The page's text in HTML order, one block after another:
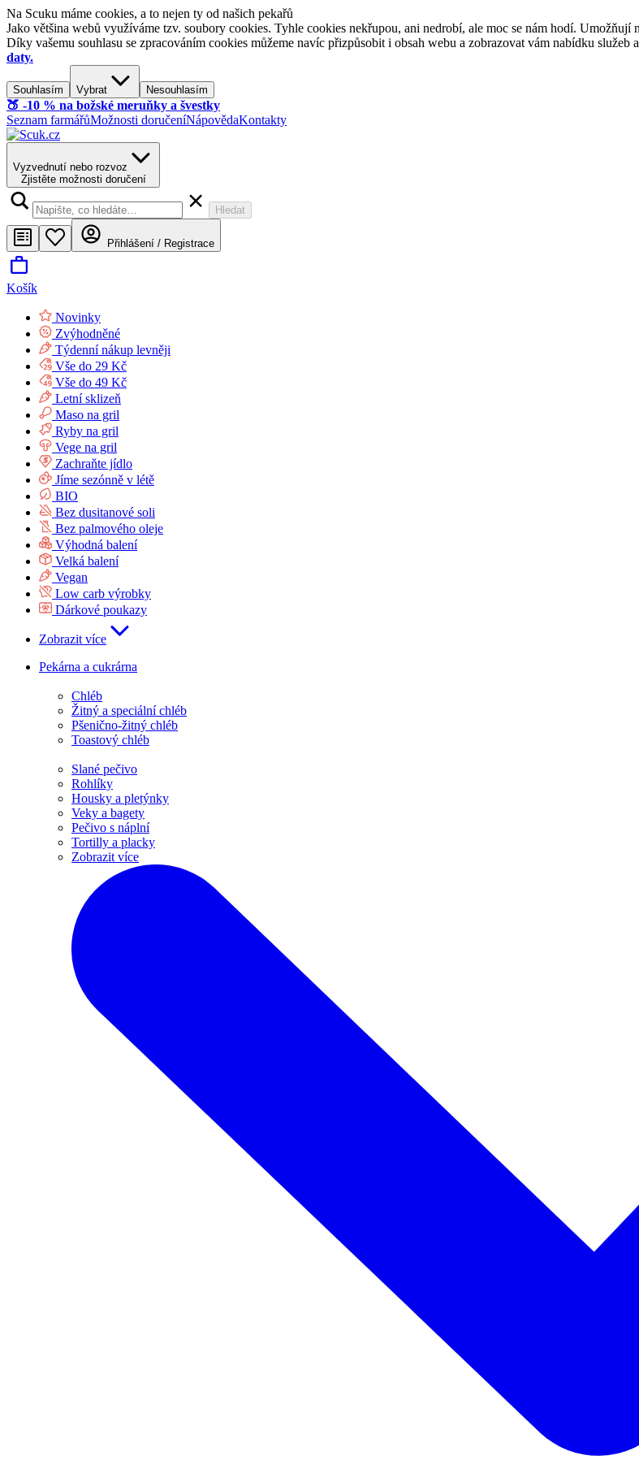
Na Scuku máme cookies, a to nejen ty od našich pekařů
Jako většina webů využíváme tzv. soubory cookies. Tyhle cookies nekřupou, ani nedrobí, ale moc se nám hodí.
Díky vašemu souhlasu se zpracováním cookies můžeme navíc přizpůsobit i obsah webu a zobrazovat vám nabídku
daty.
Souhlasím Vybrat Nesouhlasím
🍑​ -10 % na božské meruňky a švestky
Seznam farmářůMožnosti doručeníNápovědaKontakty
Vyzvednutí nebo rozvoz
Zjistěte možnosti doručení
Hledat
Přihlášení / Registrace
Košík
Novinky
Zvýhodněné
Týdenní nákup levněji
Vše do 29 Kč
Vše do 49 Kč
Letní sklizeň
Maso na gril
Ryby na gril
Vege na gril
Zachraňte jídlo
Jíme sezónně v létě
BIO
Bez dusitanové soli
Bez palmového oleje
Výhodná balení
Velká balení
Vegan
Low carb výrobky
Dárkové poukazy
Zobrazit více
Pekárna a cukrárna
Chléb
Žitný a speciální chléb
Pšenično-žitný chléb
Toastový chléb
Slané pečivo
Rohlíky
Housky a pletýnky
Veky a bagety
Pečivo s náplní
Tortilly a placky
Zobrazit více